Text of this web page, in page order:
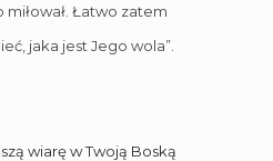
Łatwo zatem
jaka jest Jego wola”.
wiarę w Twoją Boską